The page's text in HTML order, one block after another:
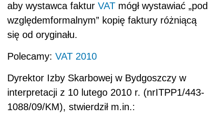
aby wystawca faktur VAT mógł wystawiać „pod
względemformalnym” kopię faktury różniącą
się od oryginału.
Polecamy: VAT 2010
Dyrektor Izby Skarbowej w Bydgoszczy w
interpretacji z 10 lutego 2010 r. (nrITPP1/443-
1088/09/KM), stwierdził m.in.: